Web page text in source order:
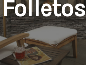
Folletos